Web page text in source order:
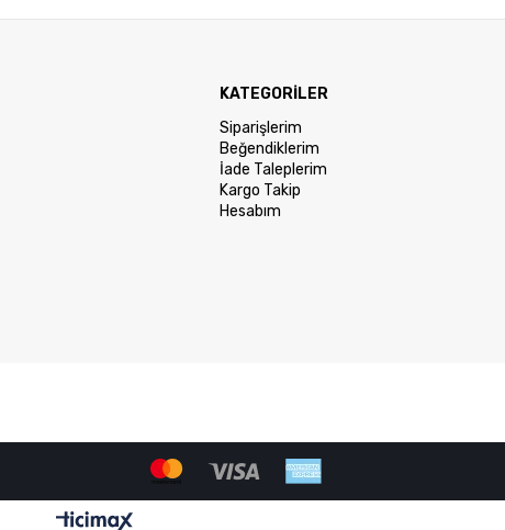
KATEGORİLER
Siparişlerim
Beğendiklerim
İade Taleplerim
Kargo Takip
Hesabım